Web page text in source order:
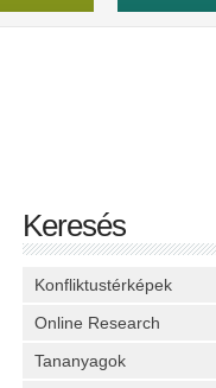
Keresés
Konfliktustérképek
Online Research
Tananyagok